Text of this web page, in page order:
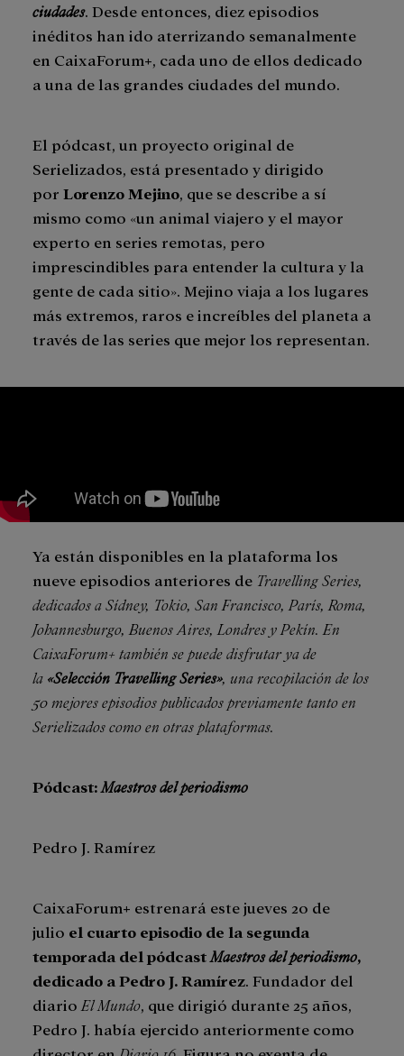
ciudades. Desde entonces, diez episodios
inéditos han ido aterrizando semanalmente
en CaixaForum+, cada uno de ellos dedicado
a una de las grandes ciudades del mundo.
El pódcast, un proyecto original de
Serielizados, está presentado y dirigido
por Lorenzo Mejino, que se describe a sí
mismo como «un animal viajero y el mayor
experto en series remotas, pero
imprescindibles para entender la cultura y la
gente de cada sitio». Mejino viaja a los lugares
más extremos, raros e increíbles del planeta a
través de las series que mejor los representan.
Ya están disponibles en la plataforma los
nueve episodios anteriores de Travelling Series,
dedicados a Sídney, Tokio, San Francisco, París, Roma,
Johannesburgo, Buenos Aires, Londres y Pekín. En
CaixaForum+ también se puede disfrutar ya de
la «Selección Travelling Series», una recopilación de los
50 mejores episodios publicados previamente tanto en
Serielizados como en otras plataformas.
Pódcast:Maestros del periodismo
Pedro J. Ramírez
CaixaForum+ estrenará este jueves 20 de
julio el cuarto episodio de la segunda
temporada del pódcastMaestros del periodismo,
dedicado a Pedro J. Ramírez. Fundador del
diario El Mundo, que dirigió durante 25 años,
Pedro J. había ejercido anteriormente como